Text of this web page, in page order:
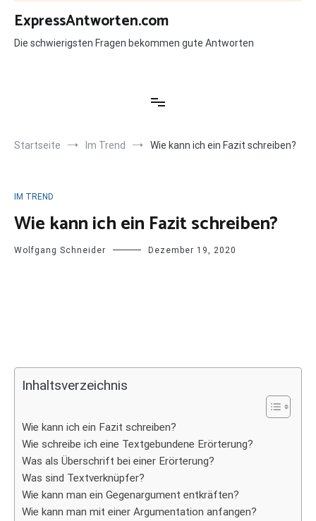
Zum
Inhalt
springen
ExpressAntworten.com
Die schwierigsten Fragen bekommen gute Antworten
Startseite Im Trend Wie kann ich ein Fazit schreiben?
IM TREND
Wie kann ich ein Fazit schreiben?
Wolfgang Schneider Dezember 19, 2020
Inhaltsverzeichnis
Wie kann ich ein Fazit schreiben?
Wie schreibe ich eine Textgebundene Erörterung?
Was als Überschrift bei einer Erörterung?
Was sind Textverknüpfer?
Wie kann man ein Gegenargument entkräften?
Wie kann man mit einer Argumentation anfangen?